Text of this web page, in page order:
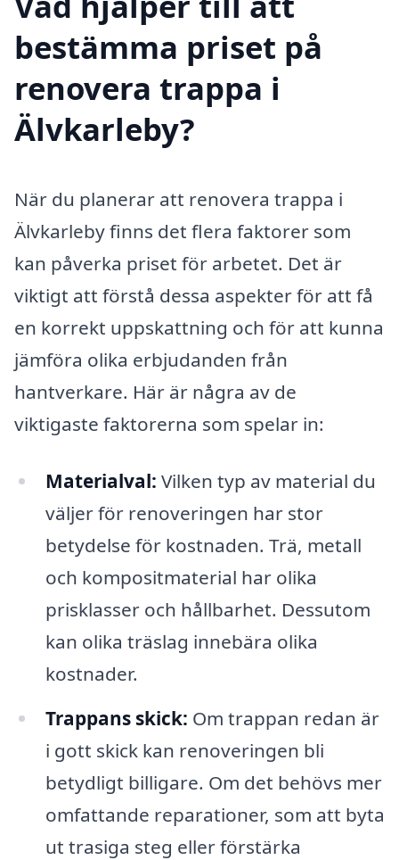
bestämma priset på
renovera trappa i
Älvkarleby?
När du planerar att renovera trappa i
Älvkarleby finns det flera faktorer som
kan påverka priset för arbetet. Det är
viktigt att förstå dessa aspekter för att få
en korrekt uppskattning och för att kunna
jämföra olika erbjudanden från
hantverkare. Här är några av de
viktigaste faktorerna som spelar in:
Materialval: Vilken typ av material du
väljer för renoveringen har stor
betydelse för kostnaden. Trä, metall
och kompositmaterial har olika
prisklasser och hållbarhet. Dessutom
kan olika träslag innebära olika
kostnader.
Trappans skick: Om trappan redan är
i gott skick kan renoveringen bli
betydligt billigare. Om det behövs mer
omfattande reparationer, som att byta
ut trasiga steg eller förstärka